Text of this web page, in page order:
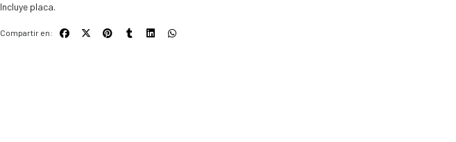
Incluye placa.
Compartir en: